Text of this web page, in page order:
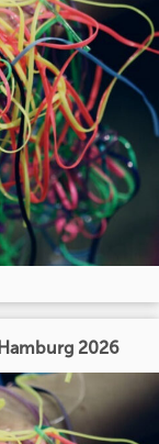
2026